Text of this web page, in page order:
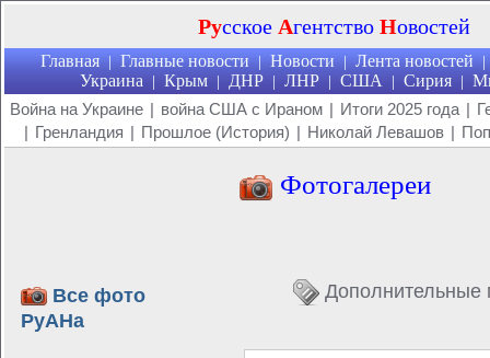
Русское Агентство Новостей
Главная | Главные новости | Новости | Лента новостей |
Украина | Крым | ДНР | ЛНР | США | Сирия |
Война на Украине | война США с Ираном | Итоги 2025 года |
| Гренландия | Прошлое (История) | Николай Левашов |
Фотогалереи
Все фото
РуАНа
Дополнительные